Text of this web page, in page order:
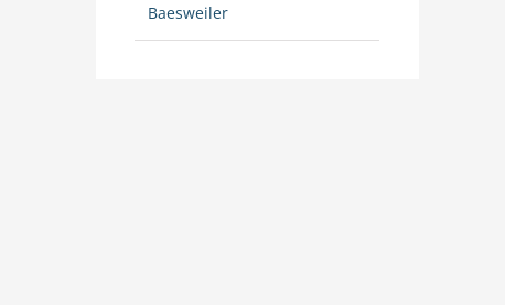
Baesweiler